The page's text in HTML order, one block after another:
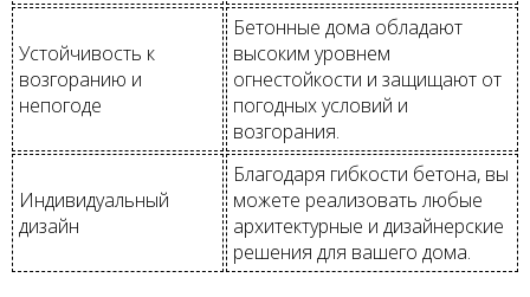
Устойчивость к
возгоранию и
непогоде
Бетонные дома обладают
высоким уровнем
огнестойкости и защищают от
погодных условий и
возгорания.
Индивидуальный
дизайн
Благодаря гибкости бетона, вы
можете реализовать любые
архитектурные и дизайнерские
решения для вашего дома.